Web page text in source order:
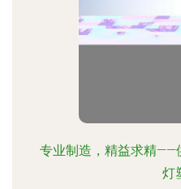
专业制造，精益求精——
灯